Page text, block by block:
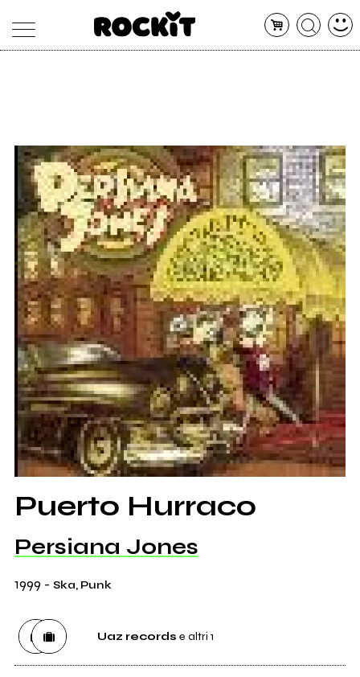
ARTISTI
CONCERTI
SHOP
RADIO
Puerto Hurraco
Persiana Jones
1999 - Ska, Punk
Uaz records e altri 1